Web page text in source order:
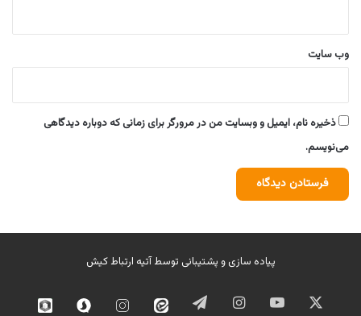
وب‌ سایت
ذخیره نام، ایمیل و وبسایت من در مرورگر برای زمانی که دوباره دیدگاهی
می‌نویسم.
پیاده سازی و پشتیبانی توسطآتیه ارتباط کیش
ایکس یوتیوب اینستاگرامتلگرام ایتا اینستاگرامسروش